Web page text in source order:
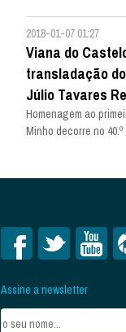
2018-01-07 01:27
Viana do
transladação
Júlio Tavares
Homenagem ao
Minho decorre no
Assine a newsletter